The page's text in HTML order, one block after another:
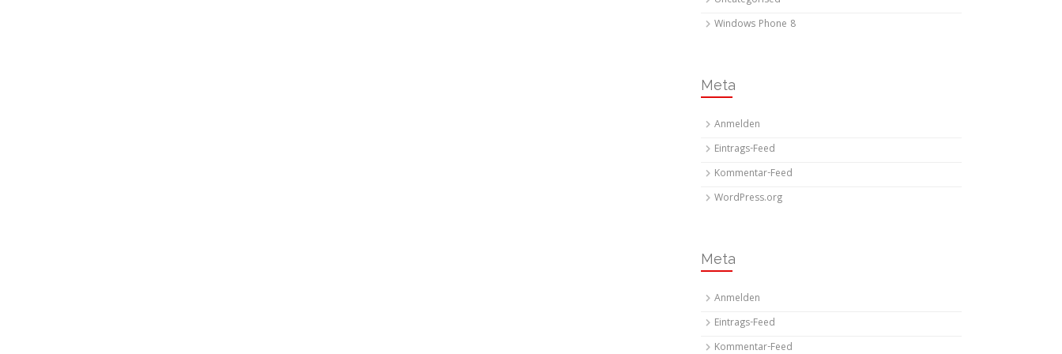
Windows Phone 8
Meta
Anmelden
Eintrags-Feed
Kommentar-Feed
WordPress.org
Meta
Anmelden
Eintrags-Feed
Kommentar-Feed